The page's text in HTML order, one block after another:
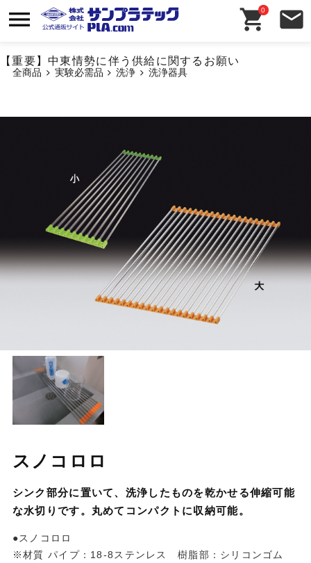
【重要】中東情勢に伴う供給に関するお願い
0
全商品 実験必需品 洗浄 洗浄器具
スノコロロ
シンク部分に置いて、洗浄したものを乾かせる伸縮可能
な水切りです。丸めてコンパクトに収納可能。
●スノコロロ
※材質 パイプ：18-8ステンレス 樹脂部：シリコンゴム